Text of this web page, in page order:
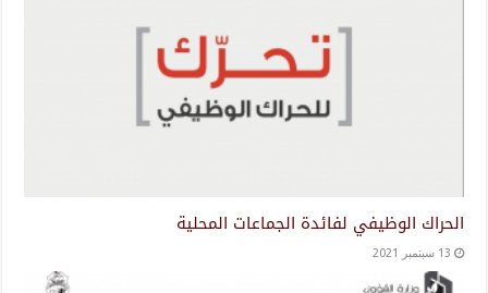
الحراك الوظيفي لفائدة الجماعات المحلية
13 سبتمبر 2021